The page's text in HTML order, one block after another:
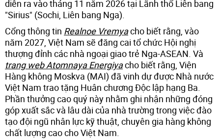
diễn ra vào tháng 11 năm 2026 tại Lãnh thổ Liên bang
"Sirius" (Sochi, Liên bang Nga).
Cổng thông tin Realnoe Vremyacho biết rằng, vào
năm 2027, Việt Nam sẽ đăng cai tổ chức Hội nghị
thượng đỉnh các nhà ngoại giao trẻ Nga-ASEAN. Và
trang web Atomnaya Energiyacho biết rằng, Viện
Hàng không Moskva (MAI) đã vinh dự được Nhà nước
Việt Nam trao tặng Huân chương Độc lập hạng Ba.
Phần thưởng cao quý này nhằm ghi nhận những đóng
góp xuất sắc và lâu dài của nhà trường trong việc đào
tạo đội ngũ nhân lực kỹ thuật, chuyên gia hàng không
chất lượng cao cho Việt Nam.